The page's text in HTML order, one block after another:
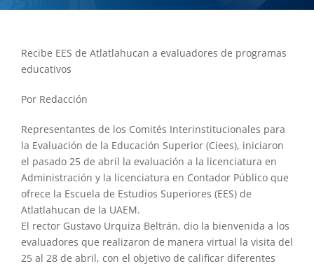
Recibe EES de Atlatlahucan a evaluadores de programas
educativos
Por Redacción
Representantes de los Comités Interinstitucionales para
la Evaluación de la Educación Superior (Ciees), iniciaron
el pasado 25 de abril la evaluación a la licenciatura en
Administración y la licenciatura en Contador Público que
ofrece la Escuela de Estudios Superiores (EES) de
Atlatlahucan de la UAEM.
El rector Gustavo Urquiza Beltrán, dio la bienvenida a los
evaluadores que realizaron de manera virtual la visita del
25 al 28 de abril, con el objetivo de calificar diferentes